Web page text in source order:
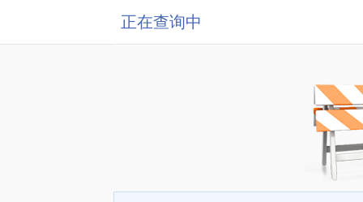
正在查询中